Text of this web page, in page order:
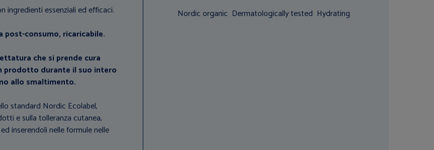
essenziali ed efficaci.
consumo, ricaricabile.
che si prende cura
prodotto durante il suo intero
allo smaltimento.
standard Nordic Ecolabel,
e sulla tolleranza cutanea,
inserendoli nelle formule nelle
Nordic organic Dermatologically tested Hydrating